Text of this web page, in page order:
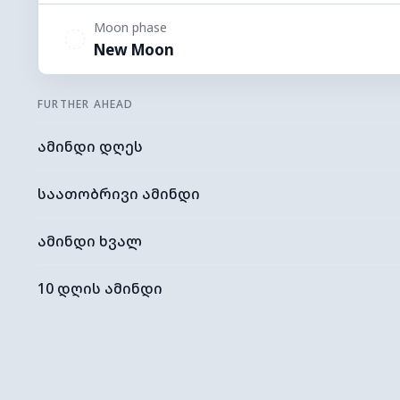
Moon phase
New Moon
FURTHER AHEAD
ამინდი დღეს
საათობრივი ამინდი
ამინდი ხვალ
10 დღის ამინდი